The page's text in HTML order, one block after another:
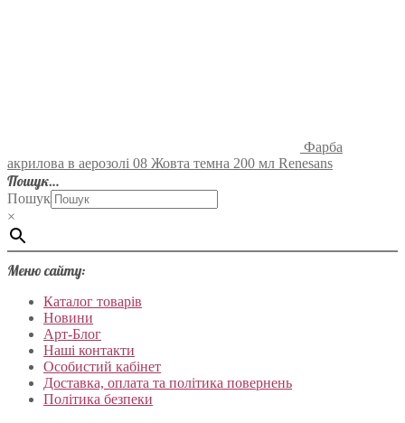
Фарба
акрилова в аерозолі 08 Жовта темна 200 мл Renesans
Пошук…
Пошук
×
Меню сайту:
Каталог товарів
Новини
Арт-Блог
Наші контакти
Особистий кабінет
Доставка, оплата та політика повернень
Політика безпеки